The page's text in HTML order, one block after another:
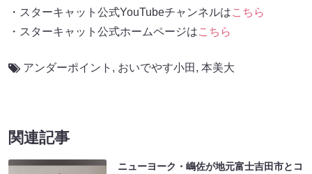
・スターキャット公式YouTubeチャンネルはこちら
・スターキャット公式ホームページはこちら
アンダーポイント , おいでやす小田 , 本美大
関連記事
ニューヨーク・嶋佐が地元富士吉田市とコ